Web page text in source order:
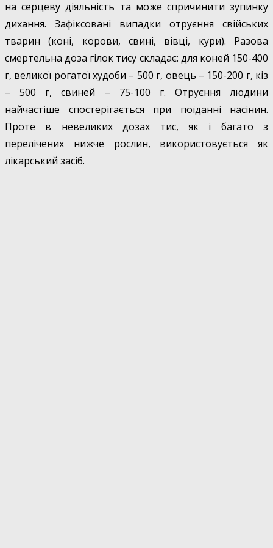
на серцеву діяльність та може спричинити зупинку
дихання. Зафіксовані випадки отруєння свійських
тварин (коні, корови, свині, вівці, кури). Разова
смертельна доза гілок тису складає: для коней 150-400
г, великої рогатої худоби – 500 г, овець – 150-200 г, кіз
– 500 г, свиней – 75-100 г. Отруєння людини
найчастіше спостерігається при поїданні насінин.
Проте в невеликих дозах тис, як і багато з
перелічених нижче рослин, використовується як
лікарський засіб.